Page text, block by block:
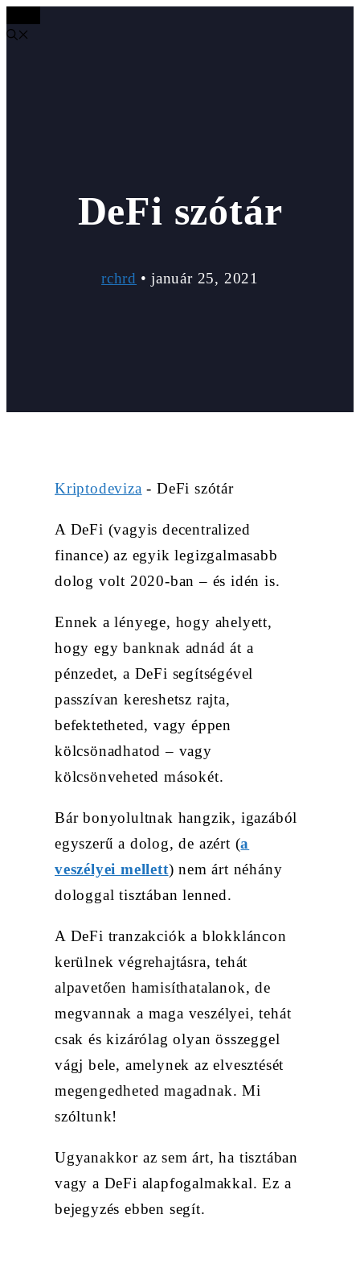
DeFi szótár
rchrd • január 25, 2021
Kriptodeviza -DeFi szótár
A DeFi (vagyis decentralized
finance) az egyik legizgalmasabb
dolog volt 2020-ban – és idén is.
Ennek a lényege, hogy ahelyett,
hogy egy banknak adnád át a
pénzedet, a DeFi segítségével
passzívan kereshetsz rajta,
befektetheted, vagy éppen
kölcsönadhatod – vagy
kölcsönveheted másokét.
Bár bonyolultnak hangzik, igazából
egyszerű a dolog, de azért (a
veszélyei mellett) nem árt néhány
dologgal tisztában lenned.
A DeFi tranzakciók a blokkláncon
kerülnek végrehajtásra, tehát
alpavetően hamisíthatalanok, de
megvannak a maga veszélyei, tehát
csak és kizárólag olyan összeggel
vágj bele, amelynek az elvesztését
megengedheted magadnak. Mi
szóltunk!
Ugyanakkor az sem árt, ha tisztában
vagy a DeFi alapfogalmakkal. Ez a
bejegyzés ebben segít.